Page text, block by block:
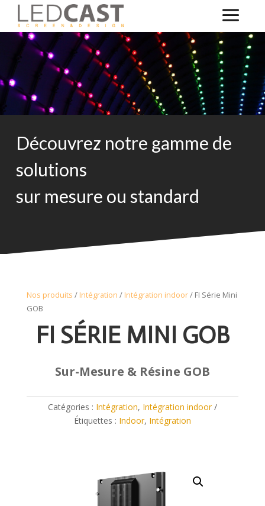
Découvrez notre gamme de
solutions
sur mesure ou standard
Nos produits / Intégration / Intégration indoor/ FI Série Mini
GOB
FI SÉRIE MINI GOB
Sur-Mesure & Résine GOB
Catégories : Intégration, Intégration indoor
Étiquettes : Indoor, Intégration